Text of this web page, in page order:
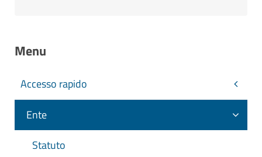
Menu
Accesso rapido
Ente
Statuto